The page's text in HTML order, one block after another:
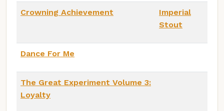
Crowning Achievement
Imperial
Stout
Dance For Me
The Great Experiment Volume 3:
Loyalty